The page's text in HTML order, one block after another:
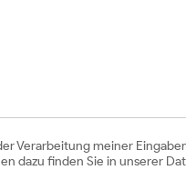
Verarbeitung meiner
dazu finden Sie in unserer